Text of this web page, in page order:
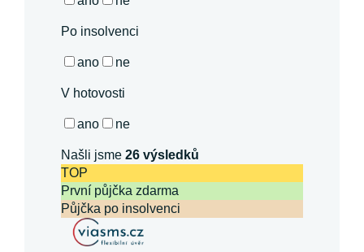
Po insolvenci
ano ne
V hotovosti
ano ne
Našli jsme26 výsledků
TOP
První půjčka zdarma
Půjčka po insolvenci